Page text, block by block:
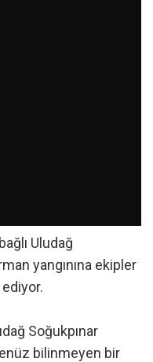
Uludağ
yangınına ekipler
Soğukpınar
bilinmeyen bir